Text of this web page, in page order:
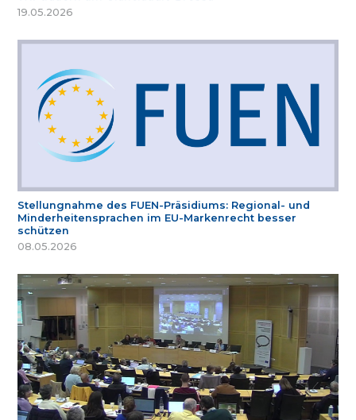
19.05.2026
Stellungnahme des FUEN-Präsidiums: Regional- und
Minderheitensprachen im EU-Markenrecht besser
schützen
08.05.2026